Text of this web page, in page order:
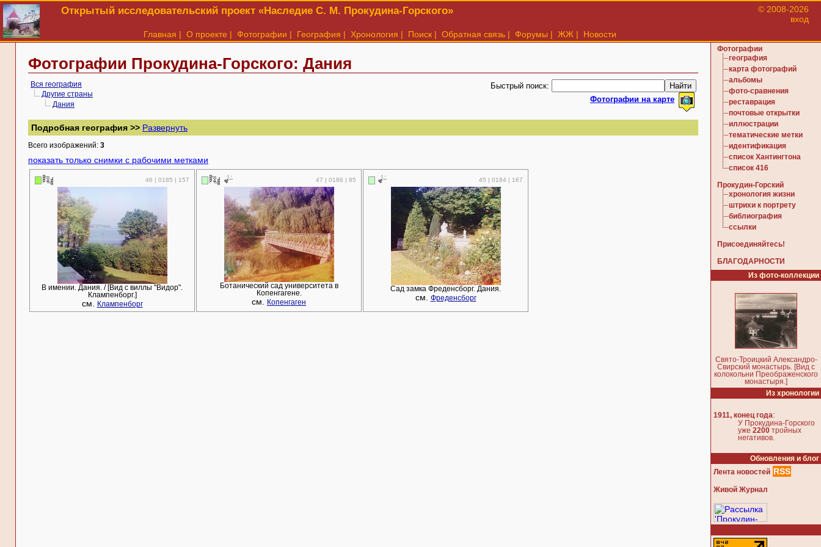
Открытый исследовательский проект «Наследие С. М. Прокудина-Горского»
© 2008-2026
вход
Главная | О проекте | Фотографии | География | Хронология | Поиск | Обратная связь | Форумы | ЖЖ | Новости
Фотографии Прокудина-Горского: Дания
Вся география
Другие страны
Дания
Быстрый поиск:
Фотографии на карте
Подробная география >> Развернуть
Всего изображений: 3
показать только снимки с рабочими метками
46 | 0185 | 157
В имении. Дания. / [Вид с виллы "Видор".
Клампенборг.]
см. Клампенборг
47 | 0186 | 85
Ботанический сад университета в
Копенгагене.
см. Копенгаген
45 | 0184 | 167
Сад замка Фреденсборг. Дания.
см. Фреденсборг
Фотографии
география
карта фотографий
альбомы
фото-сравнения
реставрация
почтовые открытки
иллюстрации
тематические метки
идентификация
список Хантингтона
список 416
Прокудин-Горский
хронология жизни
штрихи к портрету
библиография
ссылки
Присоединяйтесь!
БЛАГОДАРНОСТИ
Из фото-коллекции
Свято-Троицкий Александро-
Свирский монастырь. [Вид с
колокольни Преображенского
монастыря.]
Из хронологии
1911, конец года:
У Прокудина-Горского
уже 2200 тройных
негативов.
Обновления и блог
Лента новостей RSS
Живой Журнал